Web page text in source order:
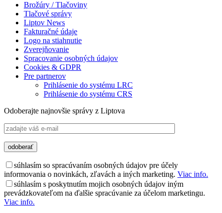
Brožúry / Tlačoviny
Tlačové správy
Liptov News
Fakturačné údaje
Logo na stiahnutie
Zverejňovanie
Spracovanie osobných údajov
Cookies & GDPR
Pre partnerov
Prihlásenie do systému LRC
Prihlásenie do systému CRS
Odoberajte najnovšie správy z Liptova
súhlasím so spracúvaním osobných údajov pre účely
informovania o novinkách, zľavách a iných marketing. Viac info.
súhlasím s poskytnutím mojich osobných údajov iným
prevádzkovateľom na ďalšie spracúvanie za účelom marketingu.
Viac info.